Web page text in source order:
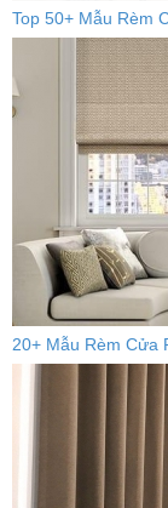
Top 50+ Mẫu Rèm
20+ Mẫu Rèm Cửa